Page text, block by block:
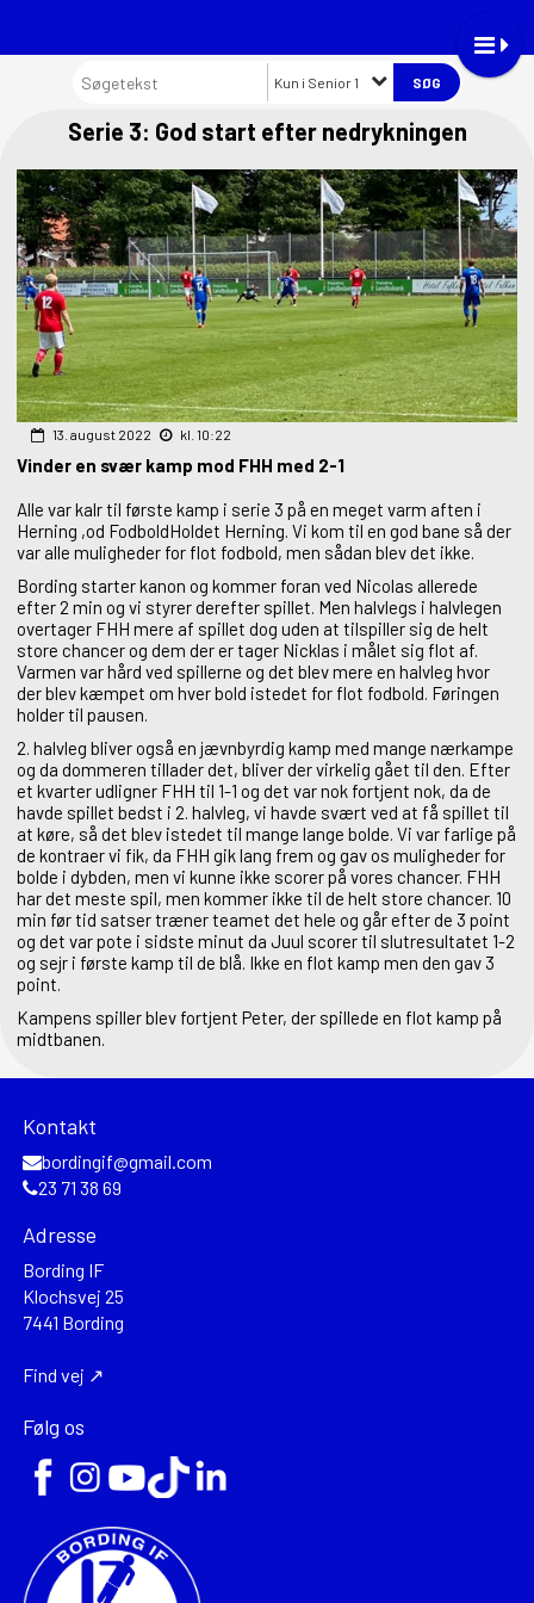
Kun i Senior 1
Serie 3: God start efter nedrykningen
13. august 2022 kl. 10:22
Vinder en svær kamp mod FHH med 2-1
Alle var kalr til første kamp i serie 3 på en meget varm aften i
Herning ,od FodboldHoldet Herning. Vi kom til en god bane så der
var alle muligheder for flot fodbold, men sådan blev det ikke.
Bording starter kanon og kommer foran ved Nicolas allerede
efter 2 min og vi styrer derefter spillet. Men halvlegs i halvlegen
overtager FHH mere af spillet dog uden at tilspiller sig de helt
store chancer og dem der er tager Nicklas i målet sig flot af.
Varmen var hård ved spillerne og det blev mere en halvleg hvor
der blev kæmpet om hver bold istedet for flot fodbold. Føringen
holder til pausen.
2. halvleg bliver også en jævnbyrdig kamp med mange nærkampe
og da dommeren tillader det, bliver der virkelig gået til den. Efter
et kvarter udligner FHH til 1-1 og det var nok fortjent nok, da de
havde spillet bedst i 2. halvleg, vi havde svært ved at få spillet til
at køre, så det blev istedet til mange lange bolde. Vi var farlige på
de kontraer vi fik, da FHH gik lang frem og gav os muligheder for
bolde i dybden, men vi kunne ikke scorer på vores chancer. FHH
har det meste spil, men kommer ikke til de helt store chancer. 10
min før tid satser træner teamet det hele og går efter de 3 point
og det var pote i sidste minut da Juul scorer til slutresultatet 1-2
og sejr i første kamp til de blå. Ikke en flot kamp men den gav 3
point.
Kampens spiller blev fortjent Peter, der spillede en flot kamp på
midtbanen.
Kontakt
bordingif@gmail.com
23 71 38 69
Adresse
Bording IF
Klochsvej 25
7441 Bording
Find vej ↗
Følg os